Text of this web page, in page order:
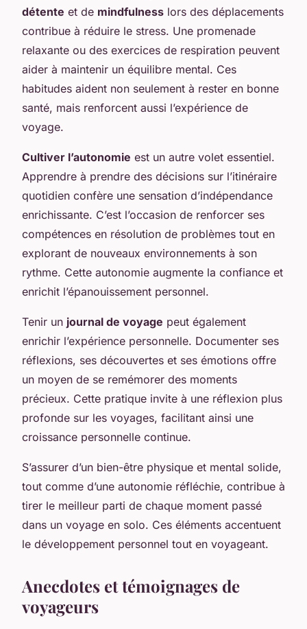
détente et de mindfulness lors des déplacements
contribue à réduire le stress. Une promenade
relaxante ou des exercices de respiration peuvent
aider à maintenir un équilibre mental. Ces
habitudes aident non seulement à rester en bonne
santé, mais renforcent aussi l’expérience de
voyage.
Cultiver l’autonomie est un autre volet essentiel.
Apprendre à prendre des décisions sur l’itinéraire
quotidien confère une sensation d’indépendance
enrichissante. C’est l’occasion de renforcer ses
compétences en résolution de problèmes tout en
explorant de nouveaux environnements à son
rythme. Cette autonomie augmente la confiance et
enrichit l’épanouissement personnel.
Tenir un journal de voyage peut également
enrichir l’expérience personnelle. Documenter ses
réflexions, ses découvertes et ses émotions offre
un moyen de se remémorer des moments
précieux. Cette pratique invite à une réflexion plus
profonde sur les voyages, facilitant ainsi une
croissance personnelle continue.
S’assurer d’un bien-être physique et mental solide,
tout comme d’une autonomie réfléchie, contribue à
tirer le meilleur parti de chaque moment passé
dans un voyage en solo. Ces éléments accentuent
le développement personnel tout en voyageant.
Anecdotes et témoignages de
voyageurs